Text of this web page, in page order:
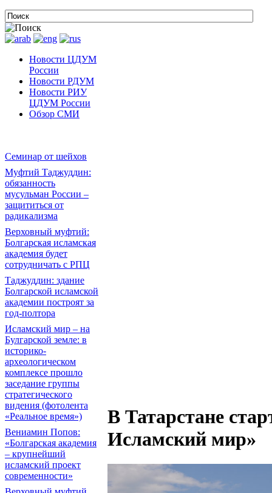
Новости ЦДУМ
России
Новости РДУМ
Новости РИУ
ЦДУМ России
Обзор СМИ
Семинар от шейхов
Муфтий Таджуддин:
обязанность
мусульман России –
защититься от
радикализма
Верховный муфтий:
Болгарская исламская
академия будет
сотрудничать с РПЦ
Таджуддин: здание
Болгарской исламской
академии построят за
год-полтора
Исламский мир – на
Булгарской земле: в
историко-
археологическом
комплексе прошло
заседание группы
стратегического
видения (фотолента
«Реальное время»)
Вениамин Попов:
«Болгарская академия
– крупнейший
исламский проект
современности»
В Татарстане
Исламский мир»